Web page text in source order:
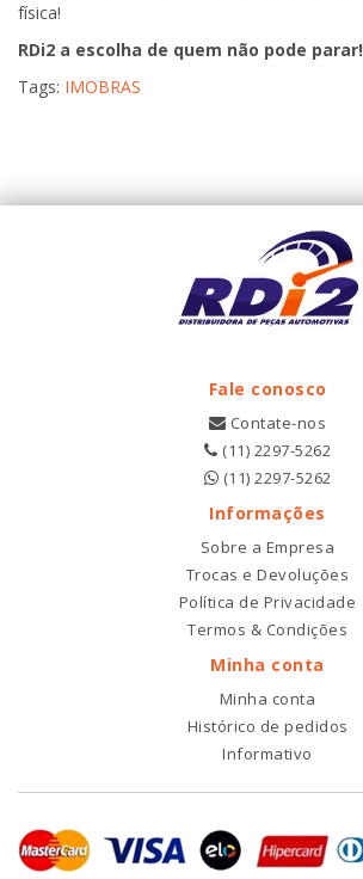
física!
RDi2 a escolha de quem não pode parar!
Tags: IMOBRAS
Fale conosco
Contate-nos
(11) 2297-5262
(11) 2297-5262
Informações
Sobre a Empresa
Trocas e Devoluções
Política de Privacidade
Termos & Condições
Minha conta
Minha conta
Histórico de pedidos
Informativo